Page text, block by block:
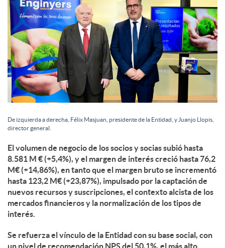
De izquierda a derecha, Félix Masjuan, presidente de la Entidad, y Juanjo Llopis,
director general.
El volumen de negocio de los socios y socias subió hasta
8.581 M € (+5,4%), y el margen de interés creció hasta 76,2
M€ (+14,86%), en tanto que el margen bruto se incrementó
hasta 123,2 M€ (+23,87%), impulsado por la captación de
nuevos recursos y suscripciones, el contexto alcista de los
mercados financieros y la normalización de los tipos de
interés.
Se refuerza el vínculo de la Entidad con su base social, con
un nivel de recomendación NPS del 50,1%, el más alto